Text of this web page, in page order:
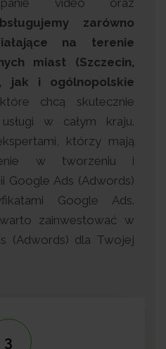
video oraz
zarówno
na terenie
miast (Szczecin,
jak i ogólnopolskie
chcą skutecznie
w całym kraju.
którzy mają
w tworzeniu i
Google Ads (Adwords)
Google Ads.
zainwestować w
(Adwords) dla Twojej